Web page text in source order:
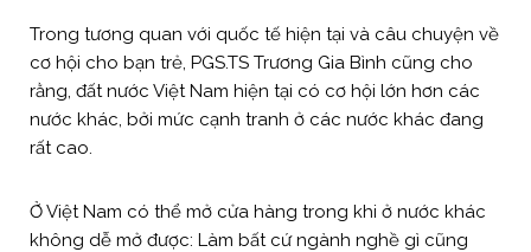
Trong tương quan với quốc tế hiện tại và câu chuyện về
cơ hội cho bạn trẻ, PGS.TS Trương Gia Bình cũng cho
rằng, đất nước Việt Nam hiện tại có cơ hội lớn hơn các
nước khác, bởi mức cạnh tranh ở các nước khác đang
rất cao.
Ở Việt Nam có thể mở cửa hàng trong khi ở nước khác
không dễ mở được: Làm bất cứ ngành nghề gì cũng